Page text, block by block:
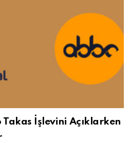
İşlevini Açıklarken